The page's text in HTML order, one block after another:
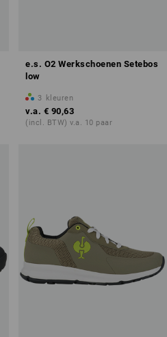
e.s. O2 Werkschoenen Setebos
low
3 kleuren
v.a. € 90,63
(incl. BTW) v.a. 10 paar